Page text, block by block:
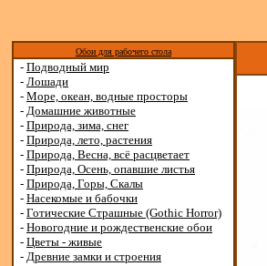
Обои для рабочего стола
- Подводный мир
- Лошади
- Море, океан, водные просторы
- Домашние животные
- Природа, зима, снег
- Природа, лето, растения
- Природа, Весна, всё расцветает
- Природа, Осень, опавшие листья
- Природа, Горы, Скалы
- Насекомые и бабочки
- Готические Страшные (Gothic Horror)
- Новогодние и рождественские обои
- Цветы - живые
- Древние замки и строения